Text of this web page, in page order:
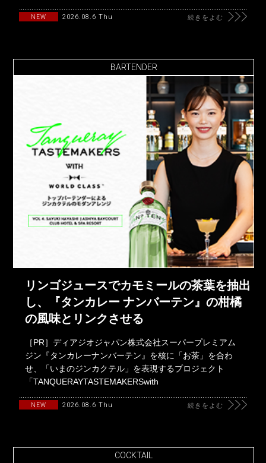
NEW 2026.08.6 Thu 続きをよむ
BARTENDER
リンゴジュースでカモミールの茶葉を抽出
し、『タンカレー ナンバーテン』の柑橘
の風味とリンクさせる
［PR］ディアジオジャパン株式会社スーパープレミアム
ジン『タンカレーナンバーテン』を核に「お茶」を合わ
せ、「いまのジンカクテル」を表現するプロジェクト
「TANQUERAYTASTEMAKERSwith
NEW 2026.08.6 Thu 続きをよむ
COCKTAIL